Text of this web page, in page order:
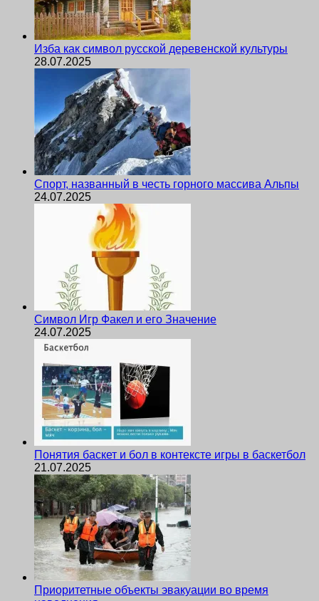
Изба как символ русской деревенской культуры
28.07.2025
Спорт, названный в честь горного массива Альпы
24.07.2025
Символ Игр Факел и его Значение
24.07.2025
Понятия баскет и бол в контексте игры в баскетбол
21.07.2025
Приоритетные объекты эвакуации во время